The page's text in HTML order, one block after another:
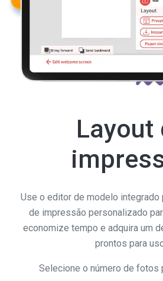
Layout
Use o editor de modelo integrado
de impressão personalizado
economize tempo e adquira um
prontos para
Selecione o número de fotos